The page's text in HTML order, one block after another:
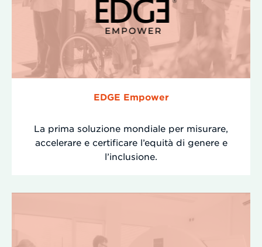
EDGE Empower
La prima soluzione mondiale per misurare,
accelerare e certificare l’equità di genere e
l’inclusione.